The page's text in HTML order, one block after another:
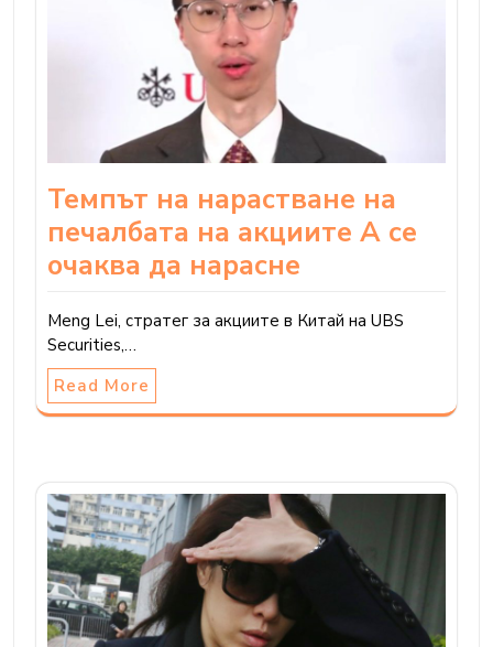
Темпът на нарастване на
печалбата на акциите A се
очаква да нарасне
Meng Lei, стратег за акциите в Китай на UBS
Securities,…
Read More